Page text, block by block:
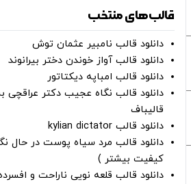
قالب‌های منتخب
دانلود قالب نامبیر عثمان ‌توش
دانلود قالب آواز خوندن دختر بیرانوند
دانلود قالب امباپه دیکتاتور
دانلود قالب نگاه عجیب دکتر عراقچی
قالیباف
دانلود قالب kylian dictator
کیفیت بیشتر )
دانلود قالب قلعه نویی ناراحت و